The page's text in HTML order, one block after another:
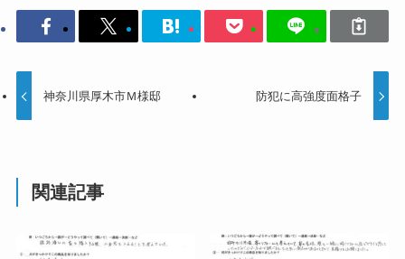
神奈川県厚木市Ｍ様邸 防犯に高強度面格子
関連記事